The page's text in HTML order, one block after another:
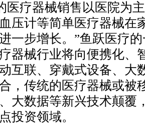
疗器械销售以医院为主
压计等简单医疗器械在
一步增长。”鱼跃医疗
器械行业将向便携化、
互联、穿戴式设备、大
，传统的医疗器械或被
大数据等新兴技术颠覆
投资领域。